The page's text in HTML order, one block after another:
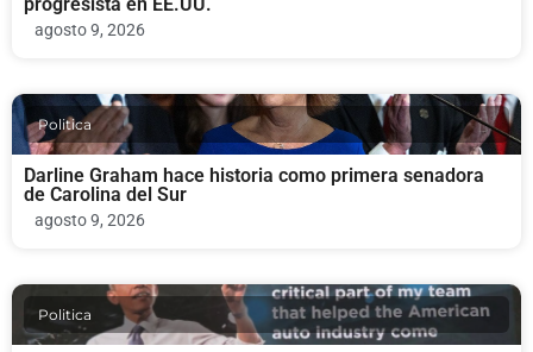
agosto 9, 2026
Politica
Darline Graham hace historia como primera senadora
de Carolina del Sur
agosto 9, 2026
Politica